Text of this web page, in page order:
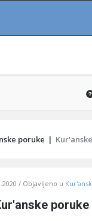
poruke |
Objavljeno u
poruke